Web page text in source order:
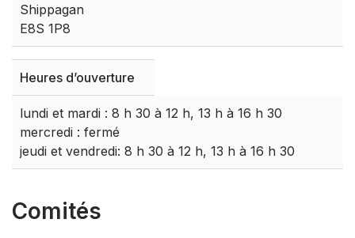
Shippagan
E8S 1P8
Heures d’ouverture
lundi et mardi : 8 h 30 à 12 h, 13 h à 16 h 30
mercredi : fermé
jeudi et vendredi: 8 h 30 à 12 h, 13 h à 16 h 30
Comités